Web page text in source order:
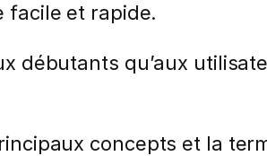
facile et rapide.
débutants qu’aux
concepts et la